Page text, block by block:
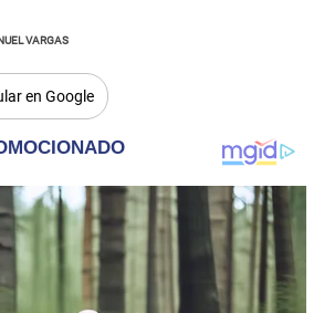
VARGAS
en Google